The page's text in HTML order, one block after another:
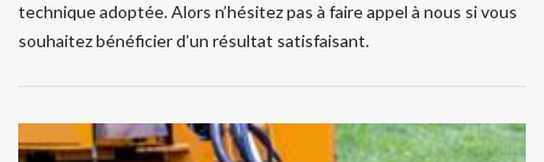
technique adoptée. Alors n’hésitez pas à faire appel à nous si vous
souhaitez bénéficier d’un résultat satisfaisant.